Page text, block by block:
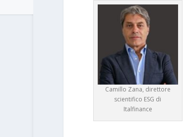
Camillo Zana, direttore
scientifico ESG di
Italfinance